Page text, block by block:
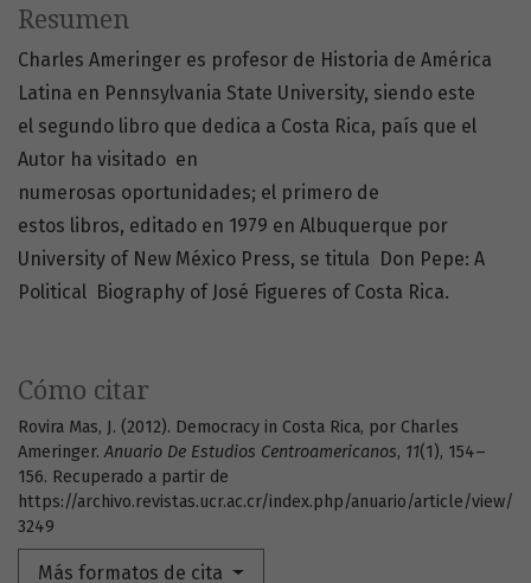
Cómo citar
Rovira Mas, J. (2012). Democracy in Costa Rica, por Charles
Ameringer. Anuario De Estudios Centroamericanos, 11(1), 154–
156. Recuperado a partir de
https://archivo.revistas.ucr.ac.cr/index.php/anuario/article/view/
3249
Más formatos de cita
Resumen
Charles Ameringer es profesor de Historia de América
Latina en Pennsylvania State University, siendo este
el segundo libro que dedica a Costa Rica, país que el
Autor ha visitado en
numerosas oportunidades; el primero de
estos libros, editado en 1979 en Albuquerque por
University of New México Press, se titula Don Pepe: A
Political Biography of José Figueres of Costa Rica.